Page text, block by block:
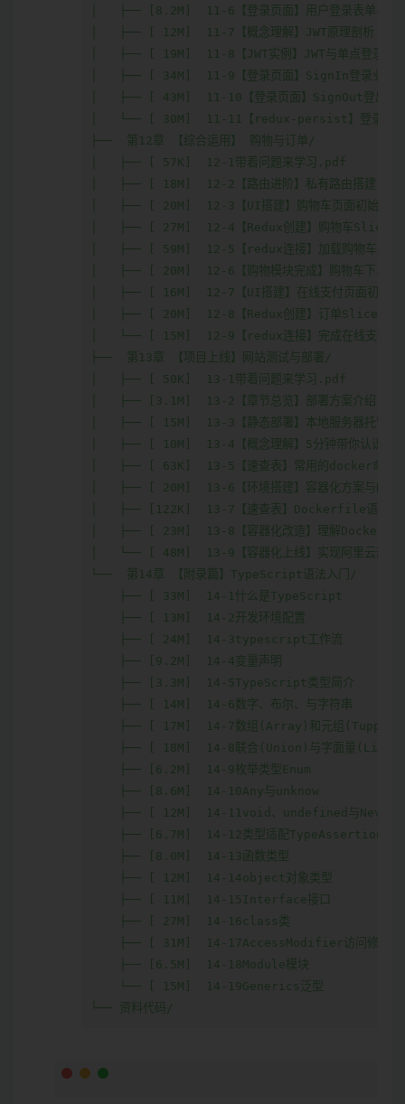
│   ├── [8.2M]  11-6【登录页面】用户登录表单与布
│   ├── [ 12M]  11-7【概念理解】JWT原理剖析
│   ├── [ 19M]  11-8【JWT实例】JWT与单点登录实
│   ├── [ 34M]  11-9【登录页面】SignIn登录业务
│   ├── [ 43M]  11-10【登录页面】SignOut登出业
│   └── [ 30M]  11-11【redux-persist】登录持
├──  第12章 【综合运用】 购物与订单/
│   ├── [ 57K]  12-1带着问题来学习.pdf
│   ├── [ 18M]  12-2【路由进阶】私有路由搭建
│   ├── [ 20M]  12-3【UI搭建】购物车页面初始化
│   ├── [ 27M]  12-4【Redux创建】购物车Slice
│   ├── [ 59M]  12-5【redux连接】加载购物车
│   ├── [ 20M]  12-6【购物模块完成】购物车下单
│   ├── [ 16M]  12-7【UI搭建】在线支付页面初始化
│   ├── [ 20M]  12-8【Redux创建】订单Slice
│   └── [ 15M]  12-9【redux连接】完成在线支付
├──  第13章 【项目上线】网站测试与部署/
│   ├── [ 50K]  13-1带着问题来学习.pdf
│   ├── [3.1M]  13-2【章节总览】部署方案介绍
│   ├── [ 15M]  13-3【静态部署】本地服务器托管
│   ├── [ 10M]  13-4【概念理解】5分钟带你认识
│   ├── [ 63K]  13-5【速查表】常用的docker命令
│   ├── [ 20M]  13-6【环境搭建】容器化方案与
│   ├── [122K]  13-7【速查表】Dockerfile语法
│   ├── [ 23M]  13-8【容器化改造】理解
│   └── [ 48M]  13-9【容器化上线】实现阿里云部署
└──  第14章 【附录篇】TypeScript语法入门/
    ├── [ 33M]  14-1什么是TypeScript
    ├── [ 13M]  14-2开发环境配置
    ├── [ 24M]  14-3typescript工作流
    ├── [9.2M]  14-4变量声明
    ├── [3.3M]  14-5TypeScript类型简介
    ├── [ 14M]  14-6数字、布尔、与字符串
    ├── [ 17M]  14-7数组(Array)和元组(Tupple)
├── [ 18M]  14-8联合(Union)与字面量
    ├── [6.2M]  14-9枚举类型Enum
    ├── [8.6M]  14-10Any与unknow
    ├── [ 12M]  14-11void、undefined与Never-
    ├── [6.7M]  14-12类型适配TypeAssertions
    ├── [8.0M]  14-13函数类型
    ├── [ 12M]  14-14object对象类型
    ├── [ 11M]  14-15Interface接口
    ├── [ 27M]  14-16class类
    ├── [ 31M]  14-17AccessModifier访问修饰符
    ├── [6.5M]  14-18Module模块
    └── [ 15M]  14-19Generics泛型